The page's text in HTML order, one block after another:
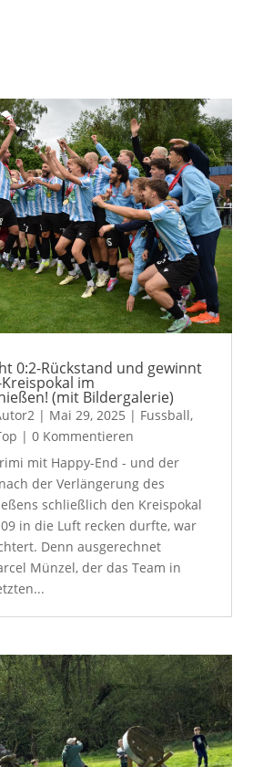
0:2-Rückstand und gewinnt
im
(mit Bildergalerie)
| Mai 29, 2025 | Fussball,
| 0 Kommentieren
mit Happy-End - und der
der Verlängerung des
schließlich den Kreispokal
in die Luft recken durfte, war
Denn ausgerechnet
Münzel, der das Team in